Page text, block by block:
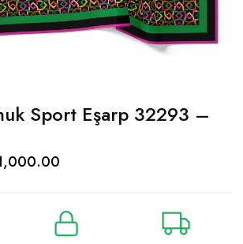
Sport Eşarp 32293 –